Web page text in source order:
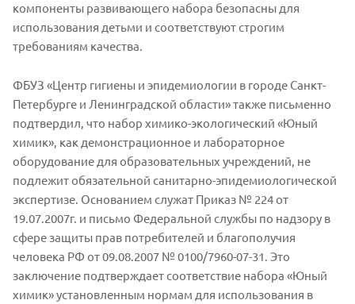
компоненты развивающего набора безопасны для
использования детьми и соответствуют строгим
требованиям качества.
ФБУЗ «Центр гигиены и эпидемиологии в городе Санкт-
Петербурге и Ленинградской области» также письменно
подтвердил, что набор химико-экологический «Юный
химик», как демонстрационное и лабораторное
оборудование для образовательных учреждений, не
подлежит обязательной санитарно-эпидемиологической
экспертизе. Основанием служат Приказ № 224 от
19.07.2007г. и письмо Федеральной службы по надзору в
сфере защиты прав потребителей и благополучия
человека РФ от 09.08.2007 № 0100/7960-07-31. Это
заключение подтверждает соответствие набора «Юный
химик» установленным нормам для использования в